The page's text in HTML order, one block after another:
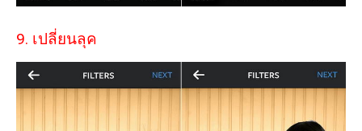
9. เปลี่ยนลุค